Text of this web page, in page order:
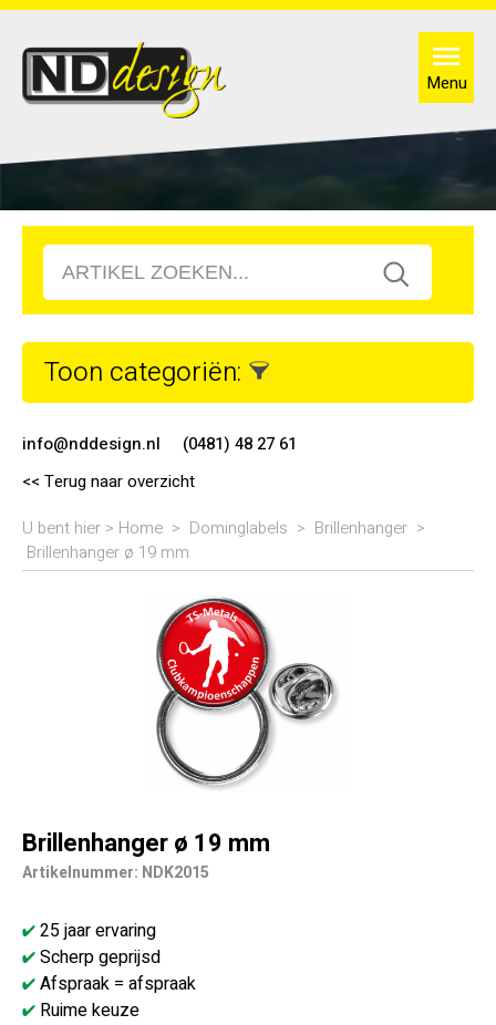
Menu
Toon categoriën:
info@nddesign.nl
(0481) 48 27 61
<< Terug naar overzicht
U bent hier > Home > Dominglabels > Brillenhanger >
Brillenhanger ø 19 mm
Brillenhanger ø 19 mm
Artikelnummer: NDK2015
25 jaar ervaring
Scherp geprijsd
Afspraak = afspraak
Ruime keuze